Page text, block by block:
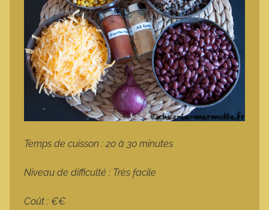
Temps de cuisson : 20 à 30 minutes
Niveau de difficulté : Très facile
Coût : €€